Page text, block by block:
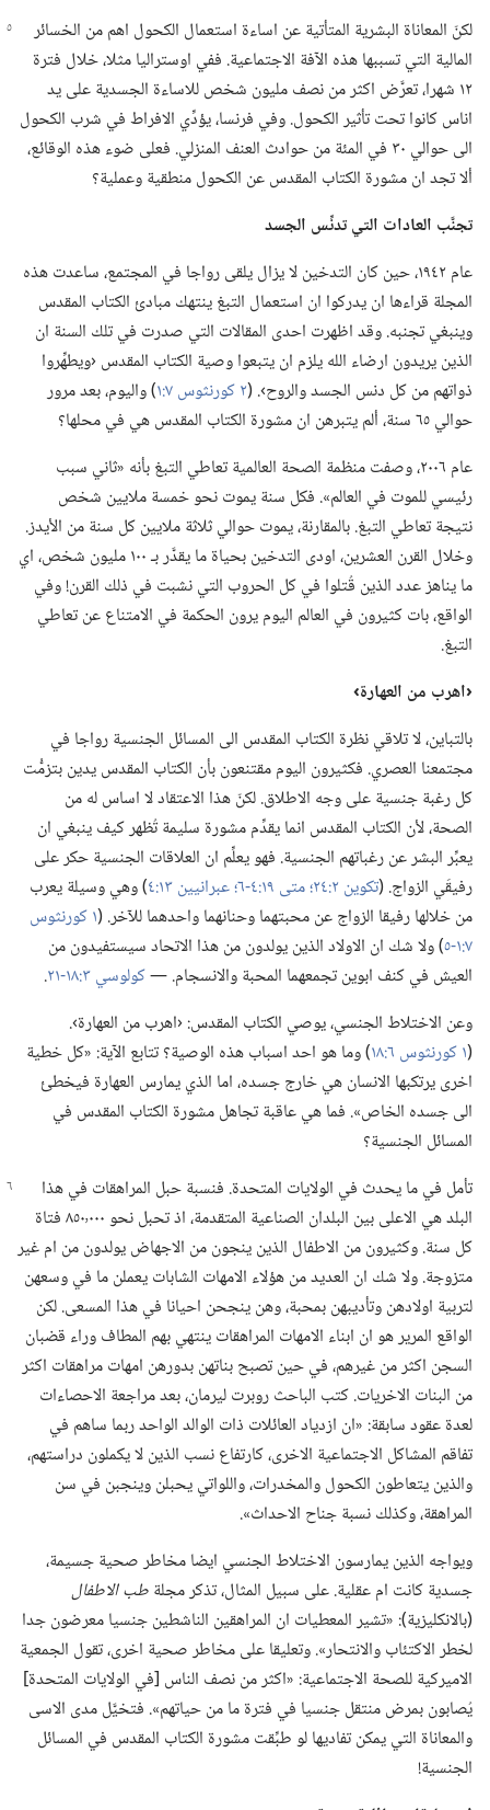
لكنّ المعاناة البشرية المتأتية عن اساءة استعمال الكحول اهم من الخسائر
المالية التي تسببها هذه الآفة الاجتماعية.‏ ففي اوستراليا مثلا،‏ خلال فترة
١٢ شهرا،‏ تعرَّض اكثر من نصف مليون شخص للاساءة الجسدية على يد
اناس كانوا تحت تأثير الكحول.‏ وفي فرنسا،‏ يؤدِّي الافراط في شرب الكحول
الى حوالي ٣٠ في المئة من حوادث العنف المنزلي.‏ فعلى ضوء هذه الوقائع،‏
ألا تجد ان مشورة الكتاب المقدس عن الكحول منطقية وعملية؟‏
تجنَّب العادات التي تدنِّس الجسد
عام ١٩٤٢،‏ حين كان التدخين لا يزال يلقى رواجا في المجتمع،‏ ساعدت هذه
المجلة قراءها ان يدركوا ان استعمال التبغ ينتهك مبادئ الكتاب المقدس
وينبغي تجنبه.‏ وقد اظهرت احدى المقالات التي صدرت في تلك السنة ان
الذين يريدون ارضاء الله يلزم ان يتبعوا وصية الكتاب المقدس ‹ويطهِّروا
ذواتهم من كل دنس الجسد والروح›.‏ (‏٢ كورنثوس ٧:‏١
‏)‏ واليوم،‏ بعد مرور
حوالي ٦٥ سنة،‏ ألم يتبرهن ان مشورة الكتاب المقدس هي في محلها؟‏
عام ٢٠٠٦،‏ وصفت منظمة الصحة العالمية تعاطي التبغ بأنه «ثاني سبب
رئيسي للموت في العالم».‏ فكل سنة يموت نحو خمسة ملايين شخص
نتيجة تعاطي التبغ.‏ بالمقارنة،‏ يموت حوالي ثلاثة ملايين كل سنة من الأيدز.‏
وخلال القرن العشرين،‏ اودى التدخين بحياة ما يقدَّر بـ‍ ١٠٠ مليون شخص،‏ اي
ما يناهز عدد الذين قُتلوا في كل الحروب التي نشبت في ذلك القرن!‏ وفي
الواقع،‏ بات كثيرون في العالم اليوم يرون الحكمة في الامتناع عن تعاطي
التبغ.‏
‏‹اهرب من العهارة›‏
بالتباين،‏ لا تلاقي نظرة الكتاب المقدس الى المسائل الجنسية رواجا في
مجتمعنا العصري.‏ فكثيرون اليوم مقتنعون بأن الكتاب المقدس يدين بتزمُّت
كل رغبة جنسية على وجه الاطلاق.‏ لكنّ هذا الاعتقاد لا اساس له من
الصحة،‏ لأن الكتاب المقدس انما يقدِّم مشورة سليمة تُظهر كيف ينبغي ان
يعبِّر البشر عن رغباتهم الجنسية.‏ فهو يعلِّم ان العلاقات الجنسية حكر على
رفيقَي الزواج.‏ (‏تكوين ٢:‏٢٤؛‏ متى ١٩:‏٤-‏٦؛‏ عبرانيين ١٣:‏٤
‏)‏ وهي وسيلة يعرب
من خلالها رفيقا الزواج عن محبتهما وحنانهما واحدهما للآخر.‏ (‏ ١ كورنثوس
٧:‏١-‏٥
‏)‏ ولا شك ان الاولاد الذين يولدون من هذا الاتحاد سيستفيدون من
العيش في كنف ابوين تجمعهما المحبة والانسجام.‏ —‏كولوسي ٣:‏١٨-‏٢١
‏.‏
وعن الاختلاط الجنسي،‏ يوصي الكتاب المقدس:‏ ‹اهرب من العهارة›.‏
(‏١ كورنثوس ٦:‏١٨
‏)‏ وما هو احد اسباب هذه الوصية؟‏ تتابع الآية:‏ «كل خطية
اخرى يرتكبها الانسان هي خارج جسده،‏ اما الذي يمارس العهارة فيخطئ
الى جسده الخاص».‏ فما هي عاقبة تجاهل مشورة الكتاب المقدس في
المسائل الجنسية؟‏
تأمل في ما يحدث في الولايات المتحدة.‏ فنسبة حبل المراهقات في هذا
البلد هي الاعلى بين البلدان الصناعية المتقدمة،‏ اذ تحبل نحو ٨٥٠٬٠٠٠ فتاة
كل سنة.‏ وكثيرون من الاطفال الذين ينجون من الاجهاض يولدون من ام غير
متزوجة.‏ ولا شك ان العديد من هؤلاء الامهات الشابات يعملن ما في وسعهن
لتربية اولادهن وتأديبهن بمحبة،‏ وهن ينجحن احيانا في هذا المسعى.‏ لكن
الواقع المرير هو ان ابناء الامهات المراهقات ينتهي بهم المطاف وراء قضبان
السجن اكثر من غيرهم،‏ في حين تصبح بناتهن بدورهن امهات مراهقات اكثر
من البنات الاخريات.‏ كتب الباحث روبرت ليرمان،‏ بعد مراجعة الاحصاءات
لعدة عقود سابقة:‏ «ان ازدياد العائلات ذات الوالد الواحد ربما ساهم في
تفاقم المشاكل الاجتماعية الاخرى،‏ كارتفاع نسب الذين لا يكملون دراستهم،‏
والذين يتعاطون الكحول والمخدرات،‏ واللواتي يحبلن وينجبن في سن
المراهقة،‏ وكذلك نسبة جناح الاحداث».‏
ويواجه الذين يمارسون الاختلاط الجنسي ايضا مخاطر صحية جسيمة،‏
جسدية كانت ام عقلية.‏ على سبيل المثال،‏ تذكر مجلةطب الاطفال
‏(‏بالانكليزية)‏:‏ «تشير المعطيات ان المراهقين الناشطين جنسيا معرضون جدا
لخطر الاكتئاب والانتحار».‏ وتعليقا على مخاطر صحية اخرى،‏ تقول الجمعية
الاميركية للصحة الاجتماعية:‏ «اكثر من نصف الناس [في الولايات المتحدة]
يُصابون بمرض منتقل جنسيا في فترة ما من حياتهم».‏ فتخيَّل مدى الاسى
والمعاناة التي يمكن تفاديها لو طبِّقت مشورة الكتاب المقدس في المسائل
الجنسية!‏